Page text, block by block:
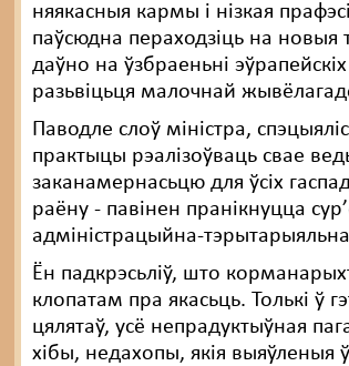
няякасныя кармы і нізкая
паўсюдна пераходзіць на новыя
даўно на ўзбраеньні
разьвіцьця малочнай
Паводле слоў міністра,
практыцы рэалізоўваць свае
заканамернасьцю для ўсіх
раёну - павінен пранікнуцца
адміністрацыйна-
Ён падкрэсьліў, што
клопатам пра якасьць. Толькі ў
цялятаў, усё непрадуктыўная
хібы, недахопы, якія выяўленыя